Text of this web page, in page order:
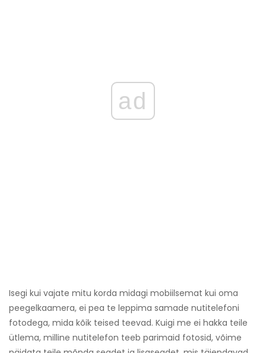
ad
Isegi kui vajate mitu korda midagi mobiilsemat kui oma
peegelkaamera, ei pea te leppima samade nutitelefoni
fotodega, mida kõik teised teevad. Kuigi me ei hakka teile
ütlema, milline nutitelefon teeb parimaid fotosid, võime